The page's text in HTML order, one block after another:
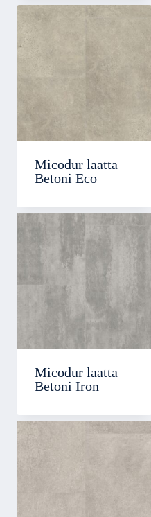
Micodur laatta
Betoni Eco
Micodur laatta
Betoni Iron